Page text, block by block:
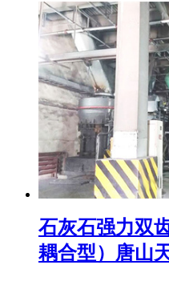
石灰石强力双
耦合型）唐山